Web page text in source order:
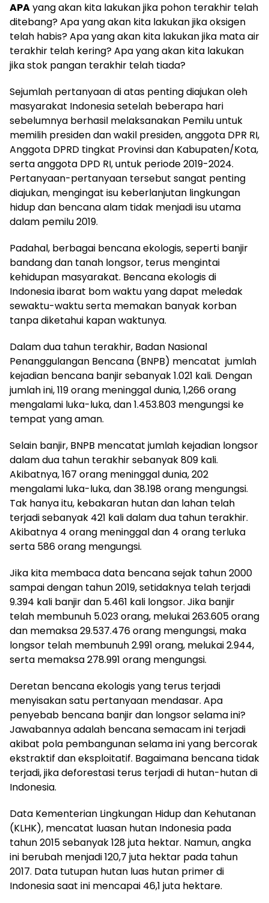
APAyang akan kita lakukan jika pohon terakhir telah
ditebang? Apa yang akan kita lakukan jika oksigen
telah habis? Apa yang akan kita lakukan jika mata air
terakhir telah kering? Apa yang akan kita lakukan
jika stok pangan terakhir telah tiada?
Sejumlah pertanyaan di atas penting diajukan oleh
masyarakat Indonesia setelah beberapa hari
sebelumnya berhasil melaksanakan Pemilu untuk
memilih presiden dan wakil presiden, anggota DPR RI,
Anggota DPRD tingkat Provinsi dan Kabupaten/Kota,
serta anggota DPD RI, untuk periode 2019-2024.
Pertanyaan-pertanyaan tersebut sangat penting
diajukan, mengingat isu keberlanjutan lingkungan
hidup dan bencana alam tidak menjadi isu utama
dalam pemilu 2019.
Padahal, berbagai bencana ekologis, seperti banjir
bandang dan tanah longsor, terus mengintai
kehidupan masyarakat. Bencana ekologis di
Indonesia ibarat bom waktu yang dapat meledak
sewaktu-waktu serta memakan banyak korban
tanpa diketahui kapan waktunya.
Dalam dua tahun terakhir, Badan Nasional
Penanggulangan Bencana (BNPB) mencatat jumlah
kejadian bencana banjir sebanyak 1.021 kali. Dengan
jumlah ini, 119 orang meninggal dunia, 1,266 orang
mengalami luka-luka, dan 1.453.803 mengungsi ke
tempat yang aman.
Selain banjir, BNPB mencatat jumlah kejadian longsor
dalam dua tahun terakhir sebanyak 809 kali.
Akibatnya, 167 orang meninggal dunia, 202
mengalami luka-luka, dan 38.198 orang mengungsi.
Tak hanya itu, kebakaran hutan dan lahan telah
terjadi sebanyak 421 kali dalam dua tahun terakhir.
Akibatnya 4 orang meninggal dan 4 orang terluka
serta 586 orang mengungsi.
Jika kita membaca data bencana sejak tahun 2000
sampai dengan tahun 2019, setidaknya telah terjadi
9.394 kali banjir dan 5.461 kali longsor. Jika banjir
telah membunuh 5.023 orang, melukai 263.605 orang
dan memaksa 29.537.476 orang mengungsi, maka
longsor telah membunuh 2.991 orang, melukai 2.944,
serta memaksa 278.991 orang mengungsi.
Deretan bencana ekologis yang terus terjadi
menyisakan satu pertanyaan mendasar. Apa
penyebab bencana banjir dan longsor selama ini?
Jawabannya adalah bencana semacam ini terjadi
akibat pola pembangunan selama ini yang bercorak
ekstraktif dan eksploitatif. Bagaimana bencana tidak
terjadi, jika deforestasi terus terjadi di hutan-hutan di
Indonesia.
Data Kementerian Lingkungan Hidup dan Kehutanan
(KLHK), mencatat luasan hutan Indonesia pada
tahun 2015 sebanyak 128 juta hektar. Namun, angka
ini berubah menjadi 120,7 juta hektar pada tahun
2017. Data tutupan hutan luas hutan primer di
Indonesia saat ini mencapai 46,1 juta hektare.